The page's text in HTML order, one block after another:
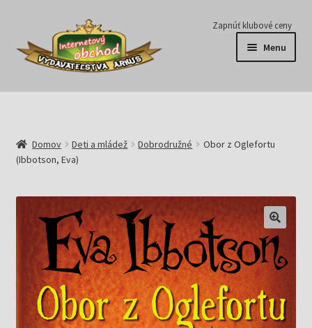
Preskočiť
navigáciu
Preskočiť
obsah
Zapnúť klubové ceny
Menu
Série
E-knihy
Predplatné
Pripravujeme
Pre školy
Knižný klub
Domov Deti a mládež Dobrodružné
Obor z Oglefortu
(Ibbotson, Eva)